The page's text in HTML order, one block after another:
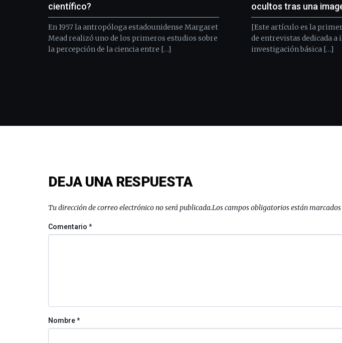
científico?
En 1957 la antropóloga estadounidense Margaret
Mead realizó uno de los primeros estudios sobre
la percepción de la ciencia entre […]
ocultos tras una
[Este artículo es la
de entrevistas dedicada a
investigación básica […]
DEJA UNA RESPUESTA
Tu dirección de correo electrónico no será publicada.Los campos obligatorios están marcados
Comentario*
Nombre*